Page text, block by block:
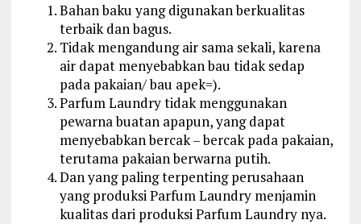
Bahan baku yang digunakan berkualitas
terbaik dan bagus.
Tidak mengandung air sama sekali, karena
air dapat menyebabkan bau tidak sedap
pada pakaian/ bau apek=).
Parfum Laundry tidak menggunakan
pewarna buatan apapun, yang dapat
menyebabkan bercak – bercak pada pakaian,
terutama pakaian berwarna putih.
Dan yang paling terpenting perusahaan
yang produksi Parfum Laundry menjamin
kualitas dari produksi Parfum Laundry nya.